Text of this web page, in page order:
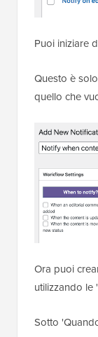
Puoi iniziare
Questo è
quello che
Ora puoi
utilizzando le
Sotto